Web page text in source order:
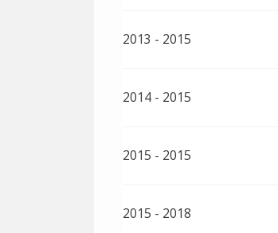
2013 - 2015
2014 - 2015
2015 - 2015
2015 - 2018